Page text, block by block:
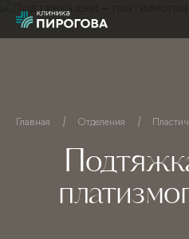
Главная Отделения